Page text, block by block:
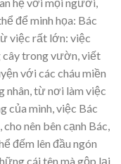
để minh họa: Bác
việc rất lớn: việc
cây trong vườn, viết
với các cháu miền
nhân, từ nơi làm việc
của mình, việc Bác
nên bên cạnh Bác,
đếm lên đầu ngón
cái tên mà gộp lại